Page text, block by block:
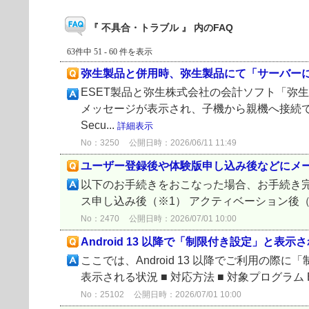
『 不具合・トラブル 』 内のFAQ
63件中 51 - 60 件を表示
弥生製品と併用時、弥生製品にて「サーバー
ESET製品と弥生株式会社の会計ソフト「弥
メッセージが表示され、子機から親機へ接
Secu... 詳細表示
No：3250 公開日時：2026/06/11 11:49
ユーザー登録後や体験版申し込み後などにメ
以下のお手続きをおこなった場合、お手続
ス申し込み後（※1） アクティベーション後
No：2470 公開日時：2026/07/01 10:00
Android 13 以降で「制限付き設定」と表示さ
ここでは、Android 13 以降でご利用の際に
表示される状況 ■ 対応方法 ■ 対象プログラ
No：25102 公開日時：2026/07/01 10:00